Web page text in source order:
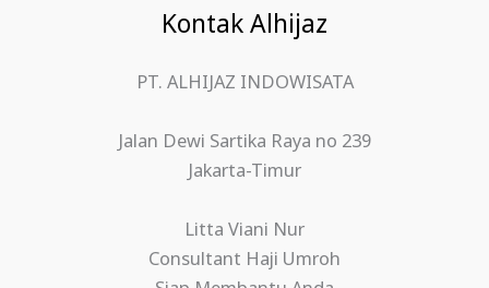
Kontak Alhijaz
PT. ALHIJAZ INDOWISATA
Jalan Dewi Sartika Raya no 239
Jakarta-Timur
Litta Viani Nur
Consultant Haji Umroh